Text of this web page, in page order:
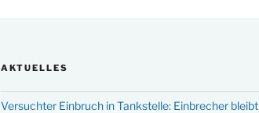
AKTUELLES
Versuchter Einbruch in Tankstelle: Einbrecher bleibt